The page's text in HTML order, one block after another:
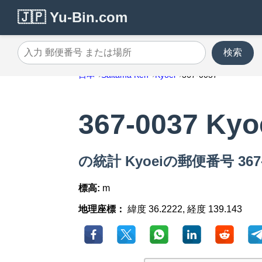
🇯🇵 Yu-Bin.com
入力 郵便番号 または場所
検索
日本 Saitama Ken Kyoei 367-0037
367-0037
の統計 Kyoeiの郵便番号
標高: m
地理座標： 緯度 36.2222, 経度 139.143